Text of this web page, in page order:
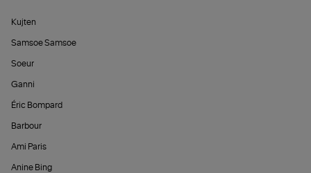
Kujten
Samsoe Samsoe
Soeur
Ganni
Éric Bompard
Barbour
Ami Paris
Anine Bing